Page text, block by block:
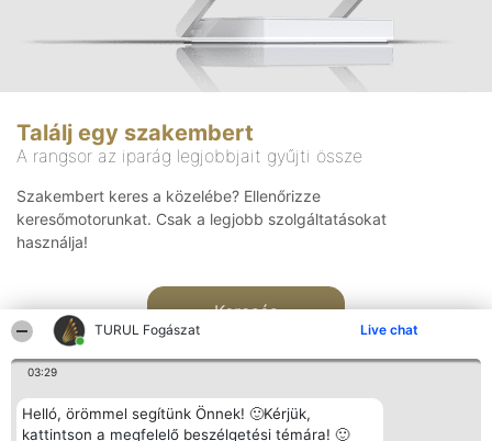
TURUL Fogászat Live chat
03:29
Helló, örömmel segítünk Önnek! 🙂Kérjük,
kattintson a megfelelő beszélgetési témára! 🙂
Találj egy szakembert
A rangsor az iparág legjobbjait gyűjti össze
Szakembert keres a közelébe? Ellenőrizze
keresőmotorunkat. Csak a legjobb szolgáltatásokat
használja!
Keresés